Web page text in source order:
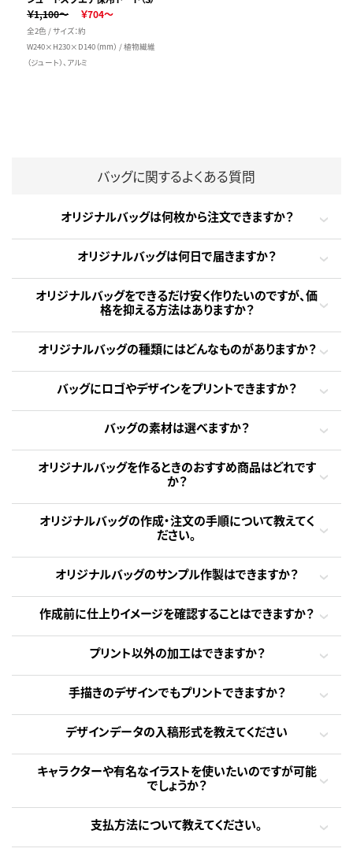
￥1,100～
￥704～
全2色 / サイズ：約
W240×H230×D140（mm） / 植物繊維
（ジュート）、アルミ
バッグに関するよくある質問
オリジナルバッグは何枚から注文できますか？
オリジナルバッグは何日で届きますか？
オリジナルバッグをできるだけ安く作りたいのですが、価
格を抑える方法はありますか？
オリジナルバッグの種類にはどんなものがありますか？
バッグにロゴやデザインをプリントできますか？
バッグの素材は選べますか？
オリジナルバッグを作るときのおすすめ商品はどれです
か？
オリジナルバッグの作成・注文の手順について教えてく
ださい。
オリジナルバッグのサンプル作製はできますか？
作成前に仕上りイメージを確認することはできますか？
プリント以外の加工はできますか？
手描きのデザインでもプリントできますか？
デザインデータの入稿形式を教えてください
キャラクターや有名なイラストを使いたいのですが可能
でしょうか？
支払方法について教えてください。